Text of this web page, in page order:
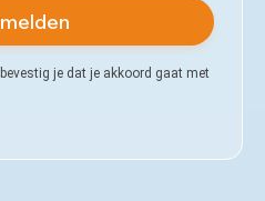
je dat je akkoord gaat met